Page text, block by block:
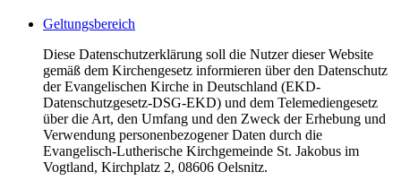
Geltungsbereich
Diese Datenschutzerklärung soll die Nutzer dieser Website
gemäß dem Kirchengesetz informieren über den Datenschutz
der Evangelischen Kirche in Deutschland (EKD-
Datenschutzgesetz-DSG-EKD) und dem Telemediengesetz
über die Art, den Umfang und den Zweck der Erhebung und
Verwendung personenbezogener Daten durch die
Evangelisch-Lutherische Kirchgemeinde St. Jakobus im
Vogtland, Kirchplatz 2, 08606 Oelsnitz.